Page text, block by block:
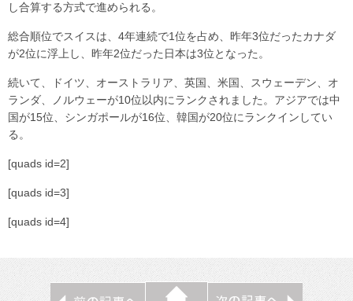
し合算する方式で進められる。
総合順位でスイスは、4年連続で1位を占め、昨年3位だったカナダ
が2位に浮上し、昨年2位だった日本は3位となった。
続いて、ドイツ、オーストラリア、英国、米国、スウェーデン、オ
ランダ、ノルウェーが10位以内にランクされました。アジアでは中
国が15位、シンガポールが16位、韓国が20位にランクインしてい
る。
[quads id=2]
[quads id=3]
[quads id=4]